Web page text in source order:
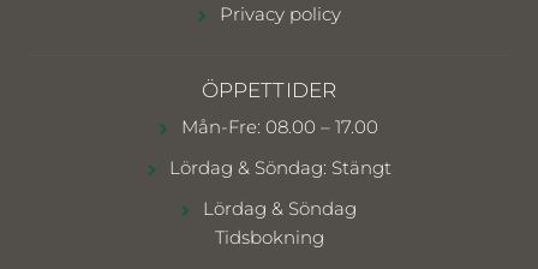
Privacy policy
ÖPPETTIDER
Mån-Fre: 08.00 – 17.00
Lördag & Söndag: Stängt
Lördag & Söndag
Tidsbokning